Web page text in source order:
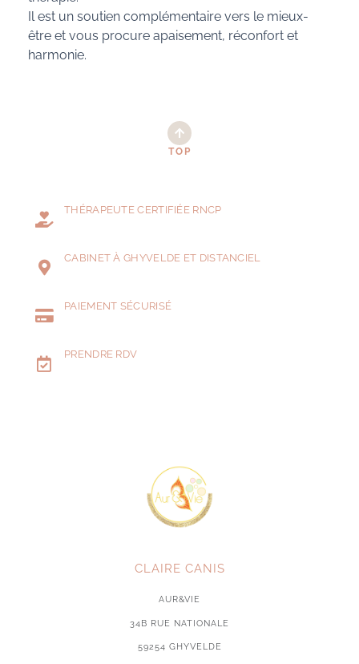
Il est un soutien complémentaire vers le mieux-
être et vous procure apaisement, réconfort et
harmonie.
TOP
THÉRAPEUTE CERTIFIÉE RNCP
CABINET À GHYVELDE ET DISTANCIEL
PAIEMENT SÉCURISÉ
PRENDRE RDV
CLAIRE CANIS
AUR&VIE
34B RUE NATIONALE
59254 GHYVELDE